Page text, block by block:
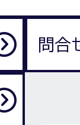
問合